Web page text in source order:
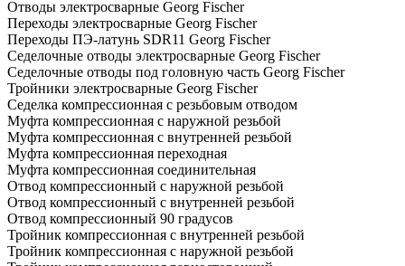
Отводы электросварные Georg Fischer
Переходы электросварные Georg Fischer
Переходы ПЭ-латунь SDR11 Georg Fischer
Седелочные отводы электросварные Georg Fischer
Седелочные отводы под головную часть Georg Fischer
Тройники электросварные Georg Fischer
Седелка компрессионная с резьбовым отводом
Муфта компрессионная с наружной резьбой
Муфта компрессионная с внутренней резьбой
Муфта компрессионная переходная
Муфта компрессионная соединительная
Отвод компрессионный с наружной резьбой
Отвод компрессионный с внутренней резьбой
Отвод компрессионный 90 градусов
Тройник компрессионная с внутренней резьбой
Тройник компрессионная с наружной резьбой